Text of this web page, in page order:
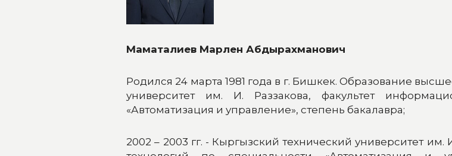
Маматалиев Марлен Абдырахманович
Родился 24 марта 1981 года в г. Бишкек. Образование
университет им. И. Раззакова, факультет
«Автоматизация и управление», степень бакалавра;
2002 – 2003 гг. - Кыргызский технический университет